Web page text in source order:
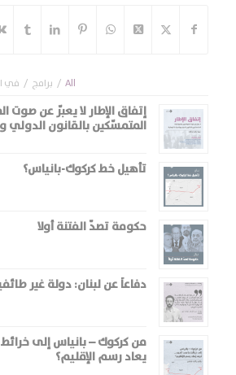
All
/ برامج / في
إتفاق الإطار لا يعبّر عن صوت
المتمسّكين بالقانون الدولي
تأهيل خط كركوك-بانياس؟
حكومة تصدّ الفتنة أولا
دفاعاً عن لبنان: دولة غير
من كركوك – بانياس إلى
يعاد رسم الإقليم؟